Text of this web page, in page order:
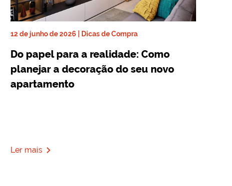
12 de junho de 2026 | Dicas de Compra
Do papel para a realidade: Como
planejar a decoração do seu novo
apartamento
Ler mais navigate_next